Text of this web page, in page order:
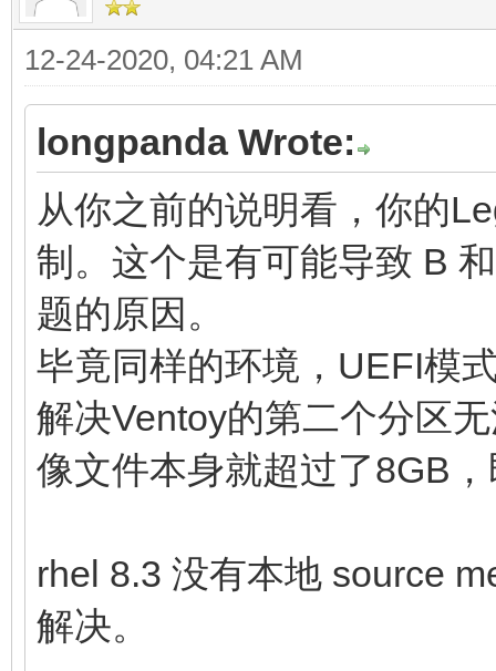
12-24-2020, 04:21 AM
longpanda Wrote:
从你之前的说明看，你的
制。这个是有可能导致 B
题的原因。
毕竟同样的环境，UEFI模
解决Ventoy的第二个分区
像文件本身就超过了8GB
rhel 8.3 没有本地 source
解决。